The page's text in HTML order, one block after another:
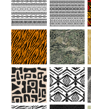
Hauteur
MATÉRIEL
SUPPLÉMENTAIRE